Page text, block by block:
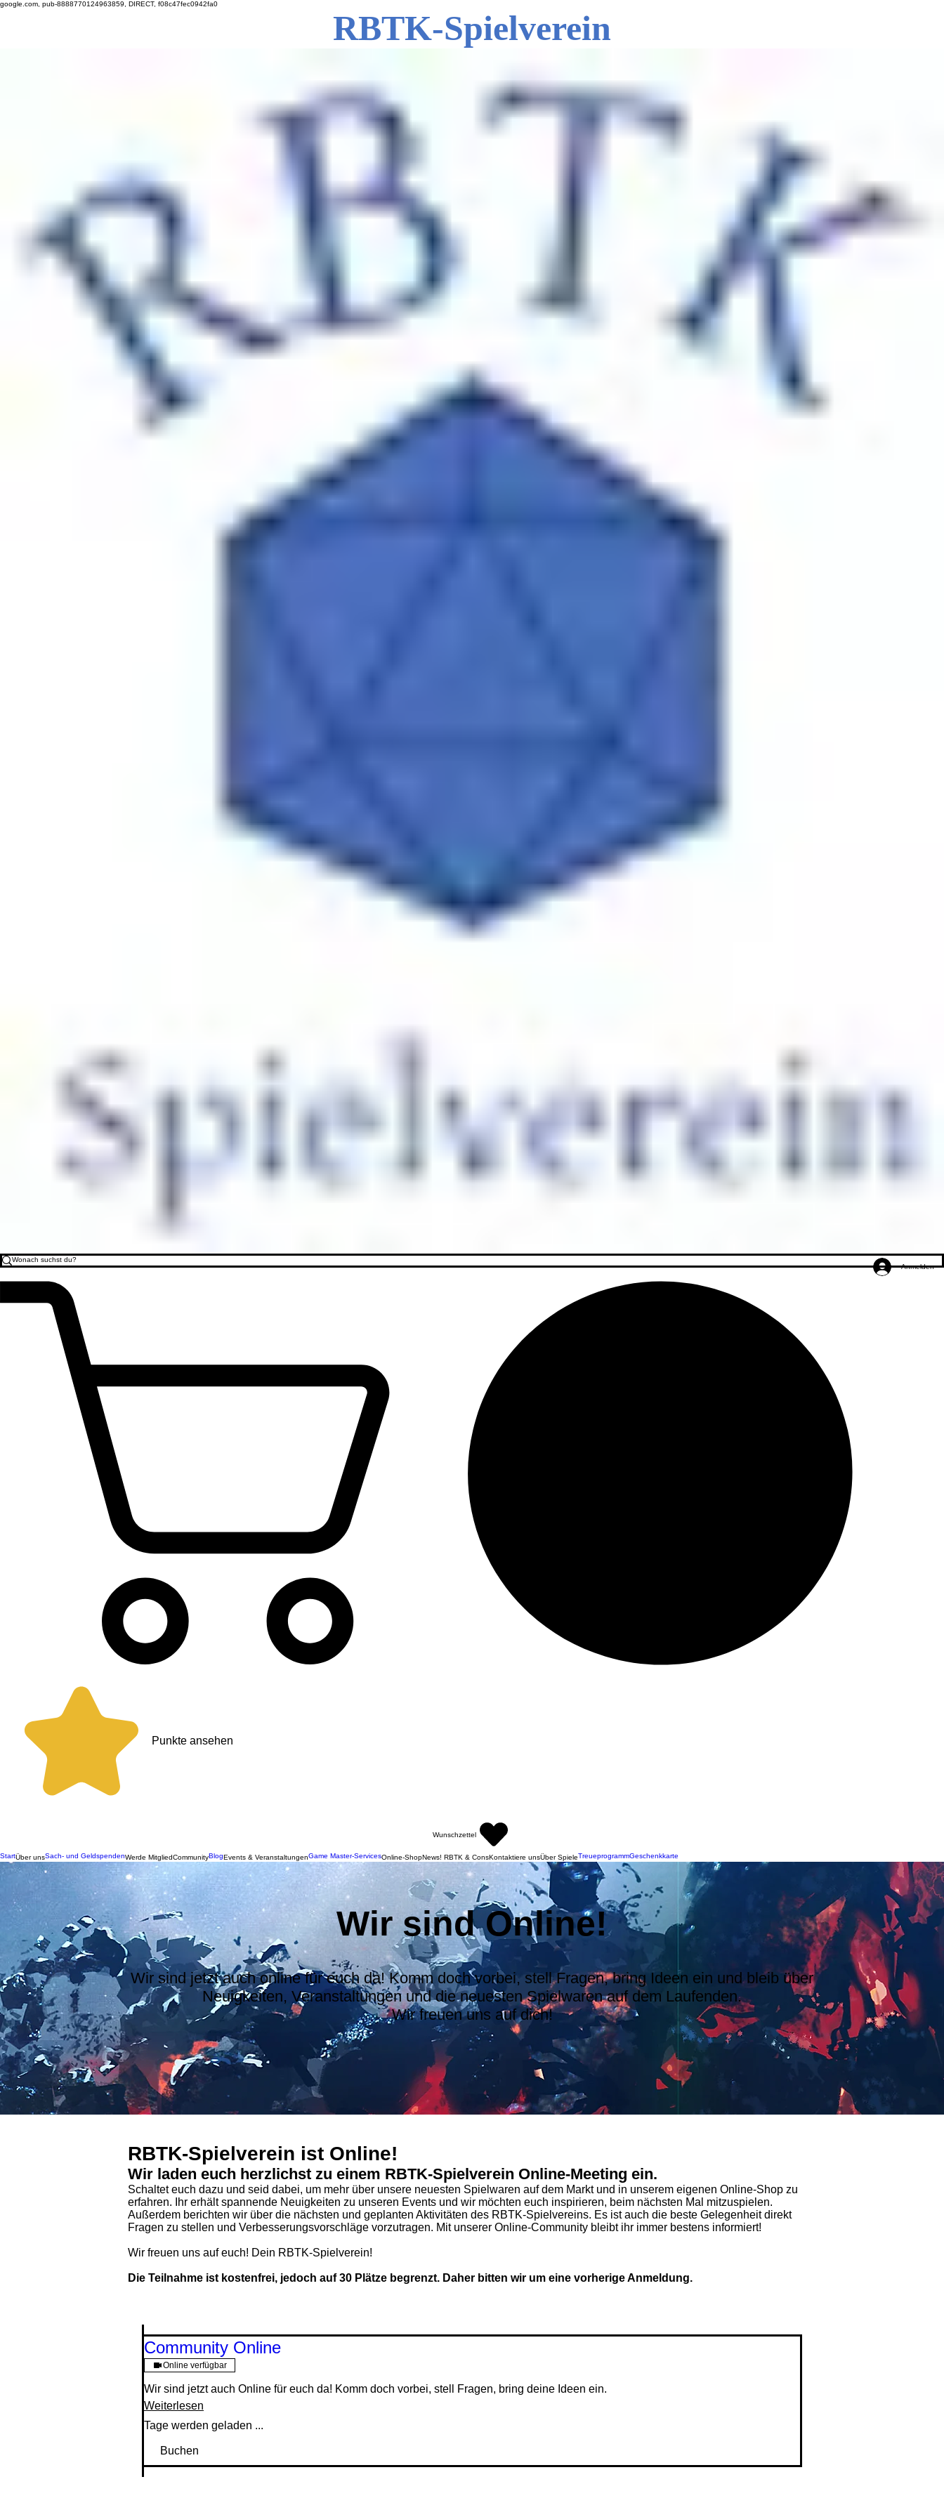
google.com, pub-8888770124963859, DIRECT, f08c47fec0942fa0
RBTK-Spielverein
Anmelden
Punkte ansehen
Wunschzettel
StartÜber unsSach- und GeldspendenWerde MitgliedCommunityBlogEvents & VeranstaltungenGame Master-ServicesOnline-ShopNews! RBTK & ConsKontaktiere unsÜber SpieleTreueprogrammGeschenkkarte
Wir sind Online!
Wir sind jetzt auch online für euch da! Komm doch vorbei, stell Fragen, bring Ideen ein und bleib über
Neuigkeiten, Veranstaltungen und die neuesten Spielwaren auf dem Laufenden.
Wir freuen uns auf dich!
RBTK-Spielverein ist Online!
Wir laden euch herzlichst zu einem RBTK-Spielverein Online-Meeting ein.
Schaltet euch dazu und seid dabei, um mehr über unsere neuesten Spielwaren auf dem Markt und in unserem eigenen Online-Shop zu
erfahren. Ihr erhält spannende Neuigkeiten zu unseren Events und wir möchten euch inspirieren, beim nächsten Mal mitzuspielen.
Außerdem berichten wir über die nächsten und geplanten Aktivitäten des RBTK-Spielvereins. Es ist auch die beste Gelegenheit direkt
Fragen zu stellen und Verbesserungsvorschläge vorzutragen. Mit unserer Online-Community bleibt ihr immer bestens informiert!
Wir freuen uns auf euch! Dein RBTK-Spielverein!
Die Teilnahme ist kostenfrei, jedoch auf 30 Plätze begrenzt. Daher bitten wir um eine vorherige Anmeldung.
Community Online
Online verfügbar
Wir sind jetzt auch Online für euch da! Komm doch vorbei, stell Fragen, bring deine Ideen ein.
Weiterlesen
Tage werden geladen ...
Buchen